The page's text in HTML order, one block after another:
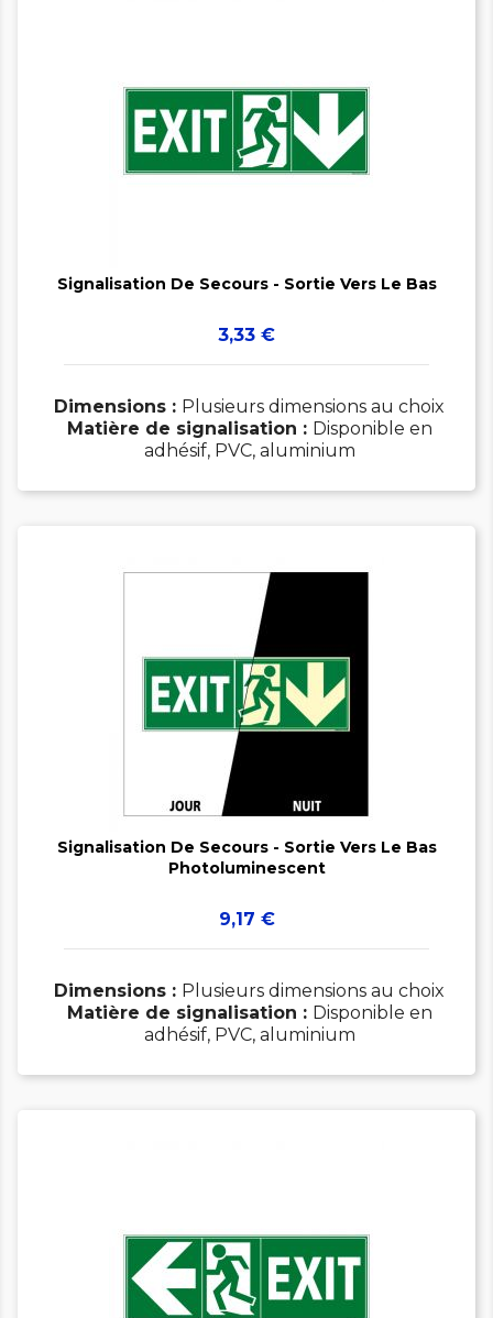
Signalisation De Secours - Sortie Vers Le Bas
Prix
3,33 €
Dimensions : Plusieurs dimensions au choix
Matière de signalisation : Disponible en
adhésif, PVC, aluminium
Signalisation De Secours - Sortie Vers Le Bas
Photoluminescent
Prix
9,17 €
Dimensions : Plusieurs dimensions au choix
Matière de signalisation : Disponible en
adhésif, PVC, aluminium